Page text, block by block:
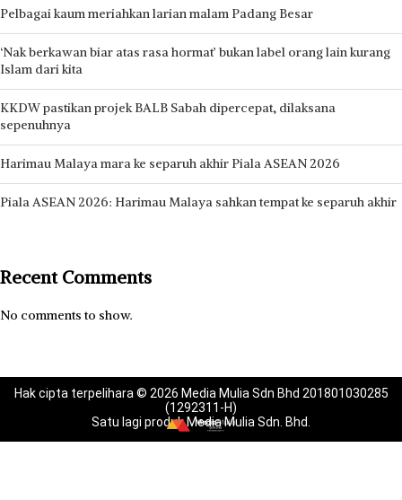
Pelbagai kaum meriahkan larian malam Padang Besar
‘Nak berkawan biar atas rasa hormat’ bukan label orang lain kurang
Islam dari kita
KKDW pastikan projek BALB Sabah dipercepat, dilaksana
sepenuhnya
Harimau Malaya mara ke separuh akhir Piala ASEAN 2026
Piala ASEAN 2026: Harimau Malaya sahkan tempat ke separuh akhir
Recent Comments
No comments to show.
Hak cipta terpelihara © 2026 Media Mulia Sdn Bhd 201801030285
(1292311-H)
Satu lagi produk Media Mulia Sdn. Bhd.